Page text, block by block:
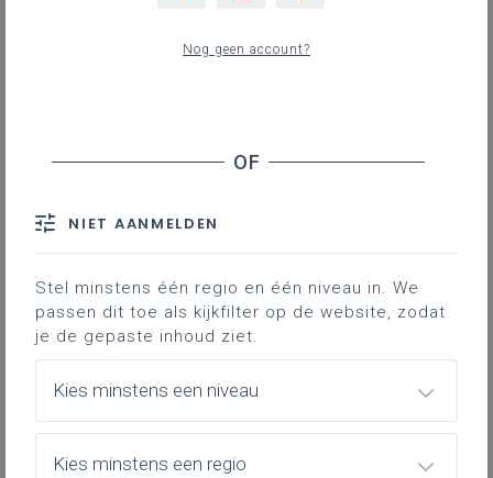
Nog geen account?
NIET AANMELDEN
Stel minstens één regio en één niveau in. We
passen dit toe als kijkfilter op de website, zodat
je de gepaste inhoud ziet.
Kies minstens een niveau
Kies minstens een regio